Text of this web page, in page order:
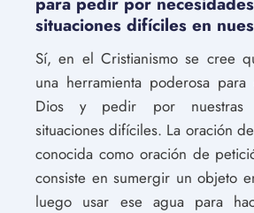
situaciones difíciles en
Sí, en el Cristianismo se cree
una herramienta poderosa para
Dios y pedir por nuestras
situaciones difíciles. La oración
conocida como oración de
consiste en sumergir un objeto
luego usar ese agua para